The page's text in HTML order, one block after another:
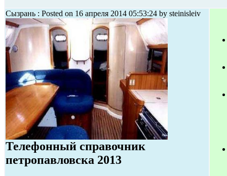
Сызрань : Posted on 16 апреля 2014 05:53:24 by steinisleiv
Телефонный справочник
петропавловска 2013